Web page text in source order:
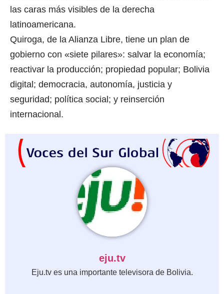
las caras más visibles de la derecha
latinoamericana.
Quiroga, de la Alianza Libre, tiene un plan de
gobierno con «siete pilares»: salvar la economía;
reactivar la producción; propiedad popular; Bolivia
digital; democracia, autonomía, justicia y
seguridad; política social; y reinserción
internacional.
eju.tv
Eju.tv es una importante televisora de Bolivia.